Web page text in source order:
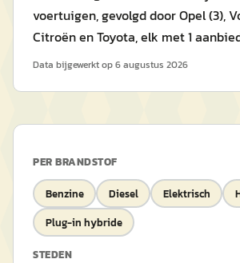
voertuigen, gevolgd door Opel (3),
Citroën en Toyota, elk met 1
Data bijgewerkt op6 augustus 2026
PER BRANDSTOF
Benzine Diesel Elektrisch
Plug-in hybride
STEDEN